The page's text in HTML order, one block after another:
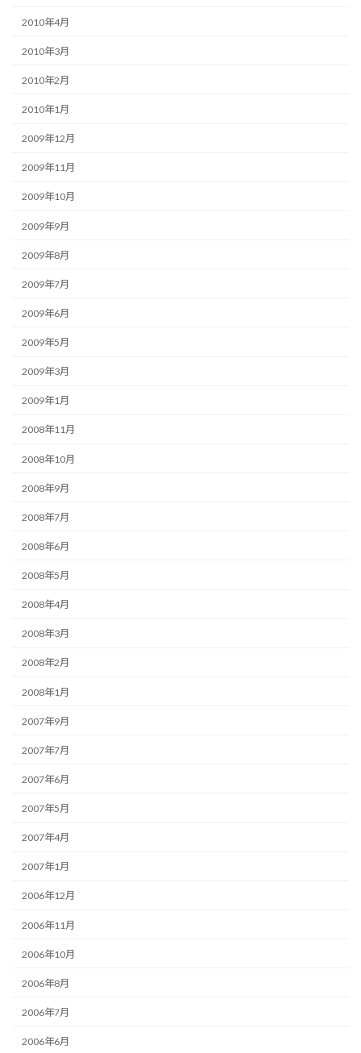
2010年4月
2010年3月
2010年2月
2010年1月
2009年12月
2009年11月
2009年10月
2009年9月
2009年8月
2009年7月
2009年6月
2009年5月
2009年3月
2009年1月
2008年11月
2008年10月
2008年9月
2008年7月
2008年6月
2008年5月
2008年4月
2008年3月
2008年2月
2008年1月
2007年9月
2007年7月
2007年6月
2007年5月
2007年4月
2007年1月
2006年12月
2006年11月
2006年10月
2006年8月
2006年7月
2006年6月